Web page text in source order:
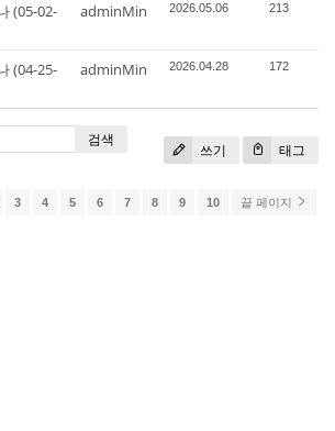
(05-02-
adminMin 2026.05.06 213
(04-25-
adminMin 2026.04.28 172
쓰기 태그
검색
3 4 5 6 7 8 9 10 끝 페이지